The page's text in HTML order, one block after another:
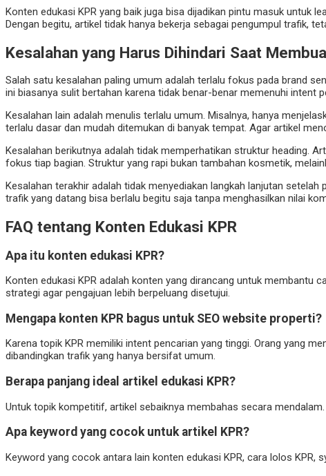
Konten edukasi KPR yang baik juga bisa dijadikan pintu masuk untuk
Dengan begitu, artikel tidak hanya bekerja sebagai pengumpul trafik,
Kesalahan yang Harus Dihindari Saat
Salah satu kesalahan paling umum adalah terlalu fokus pada brand
ini biasanya sulit bertahan karena tidak benar-benar memenuhi intent
Kesalahan lain adalah menulis terlalu umum. Misalnya, hanya
terlalu dasar dan mudah ditemukan di banyak tempat. Agar artikel
Kesalahan berikutnya adalah tidak memperhatikan struktur heading.
fokus tiap bagian. Struktur yang rapi bukan tambahan kosmetik,
Kesalahan terakhir adalah tidak menyediakan langkah lanjutan
trafik yang datang bisa berlalu begitu saja tanpa menghasilkan nilai
FAQ tentang Konten Edukasi KPR
Apa itu konten edukasi KPR?
Konten edukasi KPR adalah konten yang dirancang untuk membantu
strategi agar pengajuan lebih berpeluang disetujui.
Mengapa konten KPR bagus untuk SEO website properti?
Karena topik KPR memiliki intent pencarian yang tinggi. Orang yang
dibandingkan trafik yang hanya bersifat umum.
Berapa panjang ideal artikel edukasi KPR?
Untuk topik kompetitif, artikel sebaiknya membahas secara
Apa keyword yang cocok untuk artikel KPR?
Keyword yang cocok antara lain konten edukasi KPR, cara lolos KPR,